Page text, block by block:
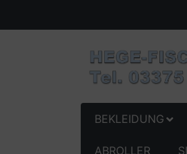
BEKLEIDUNG
ABROLLER